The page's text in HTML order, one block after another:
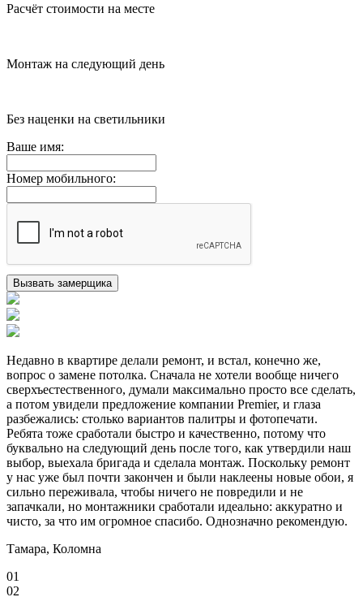
Расчёт стоимости на месте
Монтаж на следующий день
Без наценки на светильники
Ваше имя:
Номер мобильного:
Недавно в квартире делали ремонт, и встал, конечно же,
вопрос о замене потолка. Сначала не хотели вообще ничего
сверхъестественного, думали максимально просто все сделать,
а потом увидели предложение компании Premier, и глаза
разбежались: столько вариантов палитры и фотопечати.
Ребята тоже сработали быстро и качественно, потому что
буквально на следующий день после того, как утвердили наш
выбор, выехала бригада и сделала монтаж. Поскольку ремонт
у нас уже был почти закончен и были наклеены новые обои, я
сильно переживала, чтобы ничего не повредили и не
запачкали, но монтажники сработали идеально: аккуратно и
чисто, за что им огромное спасибо. Однозначно рекомендую.
Тамара, Коломна
01
02